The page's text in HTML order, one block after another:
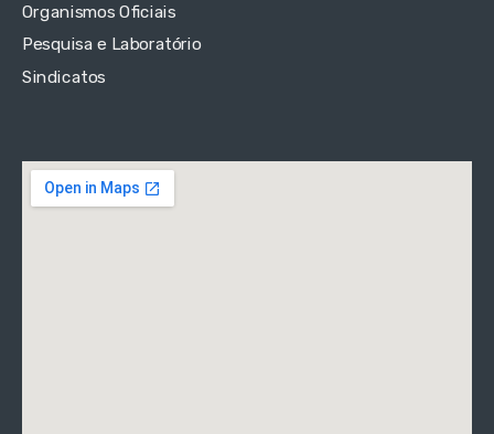
Organismos Oficiais
Pesquisa e Laboratório
Sindicatos